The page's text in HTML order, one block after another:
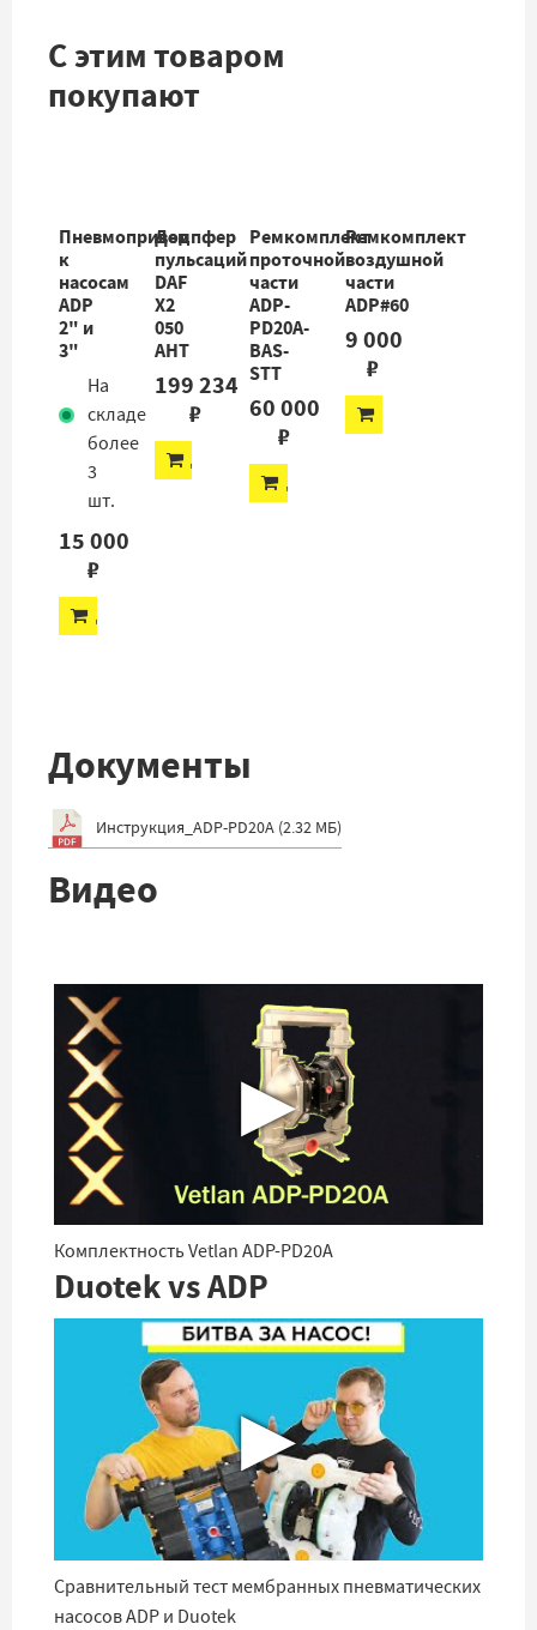
С этим товаром
покупают
Пневмопривод
к
насосам
ADP
2" и
3"
На
складе
более
3
шт.
15 000
₽
ДОБАВИТЬ
Демпфер
пульсаций
DAF
X2
050
AHT
199 234
₽
ДОБАВИТЬ
Ремкомплект
проточной
части
ADP-
PD20A-
BAS-
STT
60 000
₽
ДОБАВИТЬ
Ремкомплект
воздушной
части
ADP#60
9 000
₽
Документы
Инструкция_ADP-PD20A (2.32 МБ)
Видео
▶
Комплектность Vetlan ADP-PD20A
Duotek vs ADP
▶
Сравнительный тест мембранных пневматических
насосов ADP и Duotek